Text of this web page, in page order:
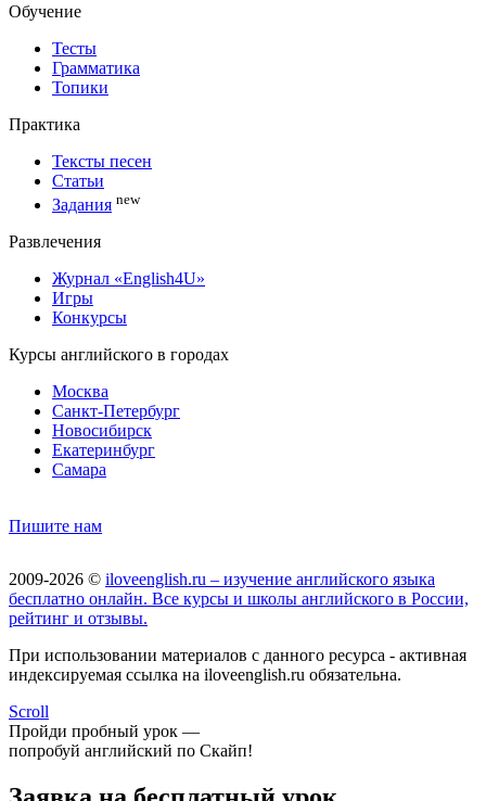
Обучение
Тесты
Грамматика
Топики
Практика
Тексты песен
Статьи
Задания new
Развлечения
Журнал «English4U»
Игры
Конкурсы
Курсы английского в городах
Москва
Санкт-Петербург
Новосибирск
Екатеринбург
Самара
Пишите нам
2009-2026 © iloveenglish.ru – изучение английского языка
бесплатно онлайн. Все курсы и школы английского в России,
рейтинг и отзывы.
При использовании материалов с данного ресурса - активная
индексируемая ссылка на iloveenglish.ru обязательна.
Scroll
Пройди пробный урок —
попробуй английский по Скайп!